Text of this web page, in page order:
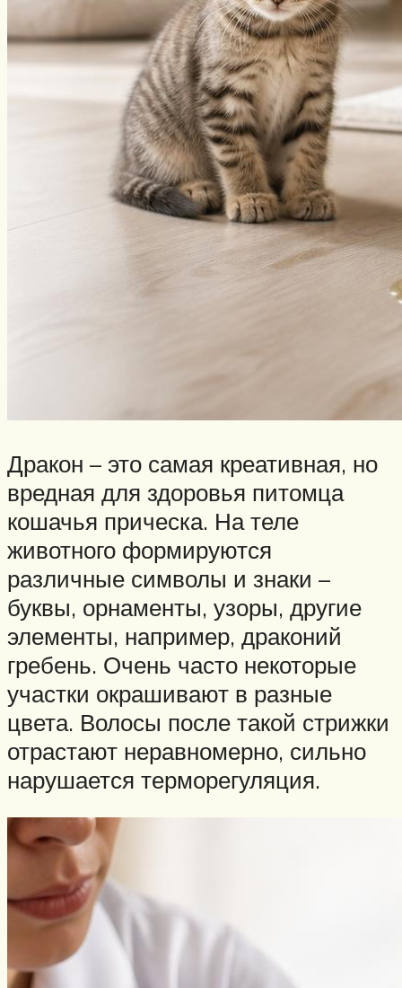
Дракон – это самая креативная, но
вредная для здоровья питомца
кошачья прическа. На теле
животного формируются
различные символы и знаки –
буквы, орнаменты, узоры, другие
элементы, например, драконий
гребень. Очень часто некоторые
участки окрашивают в разные
цвета. Волосы после такой стрижки
отрастают неравномерно, сильно
нарушается терморегуляция.